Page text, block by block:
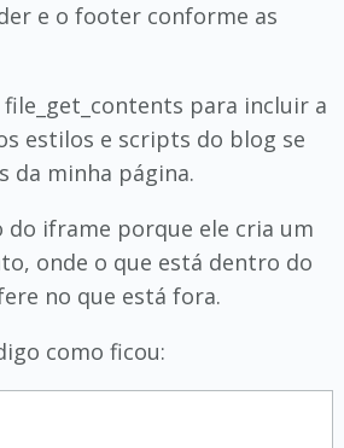
e o footer conforme as
para incluir a
estilos e scripts do blog se
da minha página.
do iframe porque ele cria um
onde o que está dentro do
no que está fora.
como ficou: